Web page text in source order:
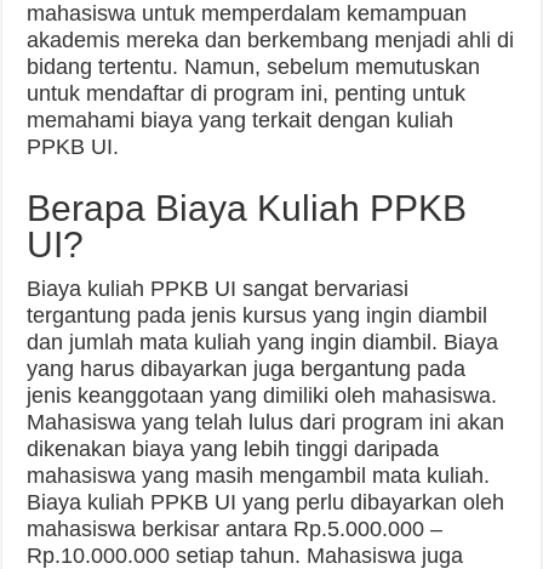
mahasiswa untuk memperdalam kemampuan
akademis mereka dan berkembang menjadi ahli di
bidang tertentu. Namun, sebelum memutuskan
untuk mendaftar di program ini, penting untuk
memahami biaya yang terkait dengan kuliah
PPKB UI.
Berapa Biaya Kuliah PPKB
UI?
Biaya kuliah PPKB UI sangat bervariasi
tergantung pada jenis kursus yang ingin diambil
dan jumlah mata kuliah yang ingin diambil. Biaya
yang harus dibayarkan juga bergantung pada
jenis keanggotaan yang dimiliki oleh mahasiswa.
Mahasiswa yang telah lulus dari program ini akan
dikenakan biaya yang lebih tinggi daripada
mahasiswa yang masih mengambil mata kuliah.
Biaya kuliah PPKB UI yang perlu dibayarkan oleh
mahasiswa berkisar antara Rp.5.000.000 –
Rp.10.000.000 setiap tahun. Mahasiswa juga